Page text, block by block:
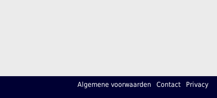
Algemene voorwaarden Contact Privacy